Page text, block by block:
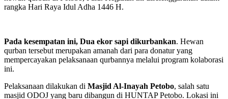
rangka Hari Raya Idul Adha 1446 H.
Pada kesempatan ini, Dua ekor sapi dikurbankan. Hewan
qurban tersebut merupakan amanah dari para donatur yang
mempercayakan pelaksanaan qurbannya melalui program kolaborasi
ini.
Pelaksanaan dilakukan di Masjid Al-Inayah Petobo, salah satu
masjid ODOJ yang baru dibangun di HUNTAP Petobo. Lokasi ini